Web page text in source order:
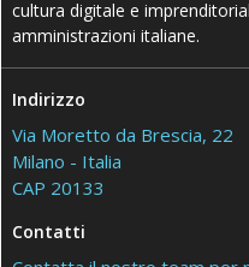
cultura digitale e
amministrazioni italiane.
Indirizzo
Via Moretto da Brescia, 22
Milano - Italia
CAP 20133
Contatti